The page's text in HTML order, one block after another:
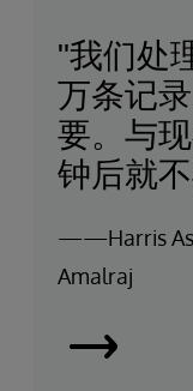
"我们处
万条记
要。与
钟后就
——Harris
Amalraj
阅